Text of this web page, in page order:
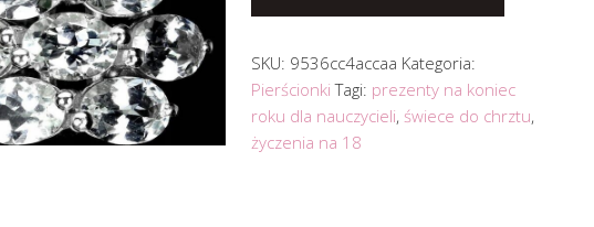
SKU: 9536cc4accaa Kategoria:
Pierścionki Tagi: prezenty na koniec
roku dla nauczycieli, świece do chrztu,
życzenia na 18